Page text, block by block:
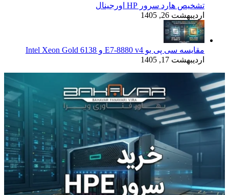
تشخیص هارد سرور HP اورجینال
اردیبهشت 26, 1405
مقایسه سی پی یو E7-8880 v4 و Intel Xeon Gold 6138
اردیبهشت 17, 1405